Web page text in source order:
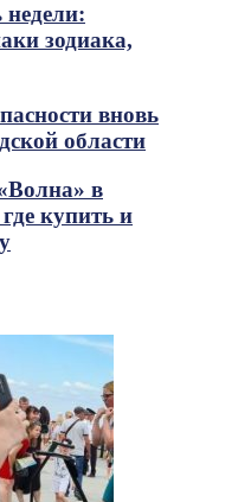
зодиака,
вновь
области
в
купить и